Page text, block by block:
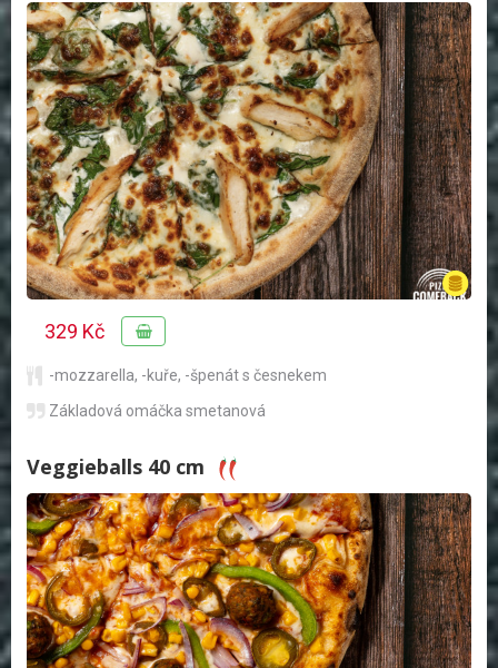
329 Kč
-mozzarella, -kuře, -špenát s česnekem
Základová omáčka smetanová
Veggieballs 40 cm